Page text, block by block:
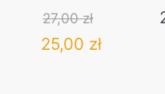
27,00zł
Original
25,00 złCurrent